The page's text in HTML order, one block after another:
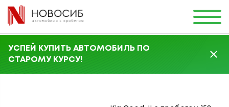
УСПЕЙ КУПИТЬ АВТОМОБИЛЬ ПО
СТАРОМУ КУРСУ!